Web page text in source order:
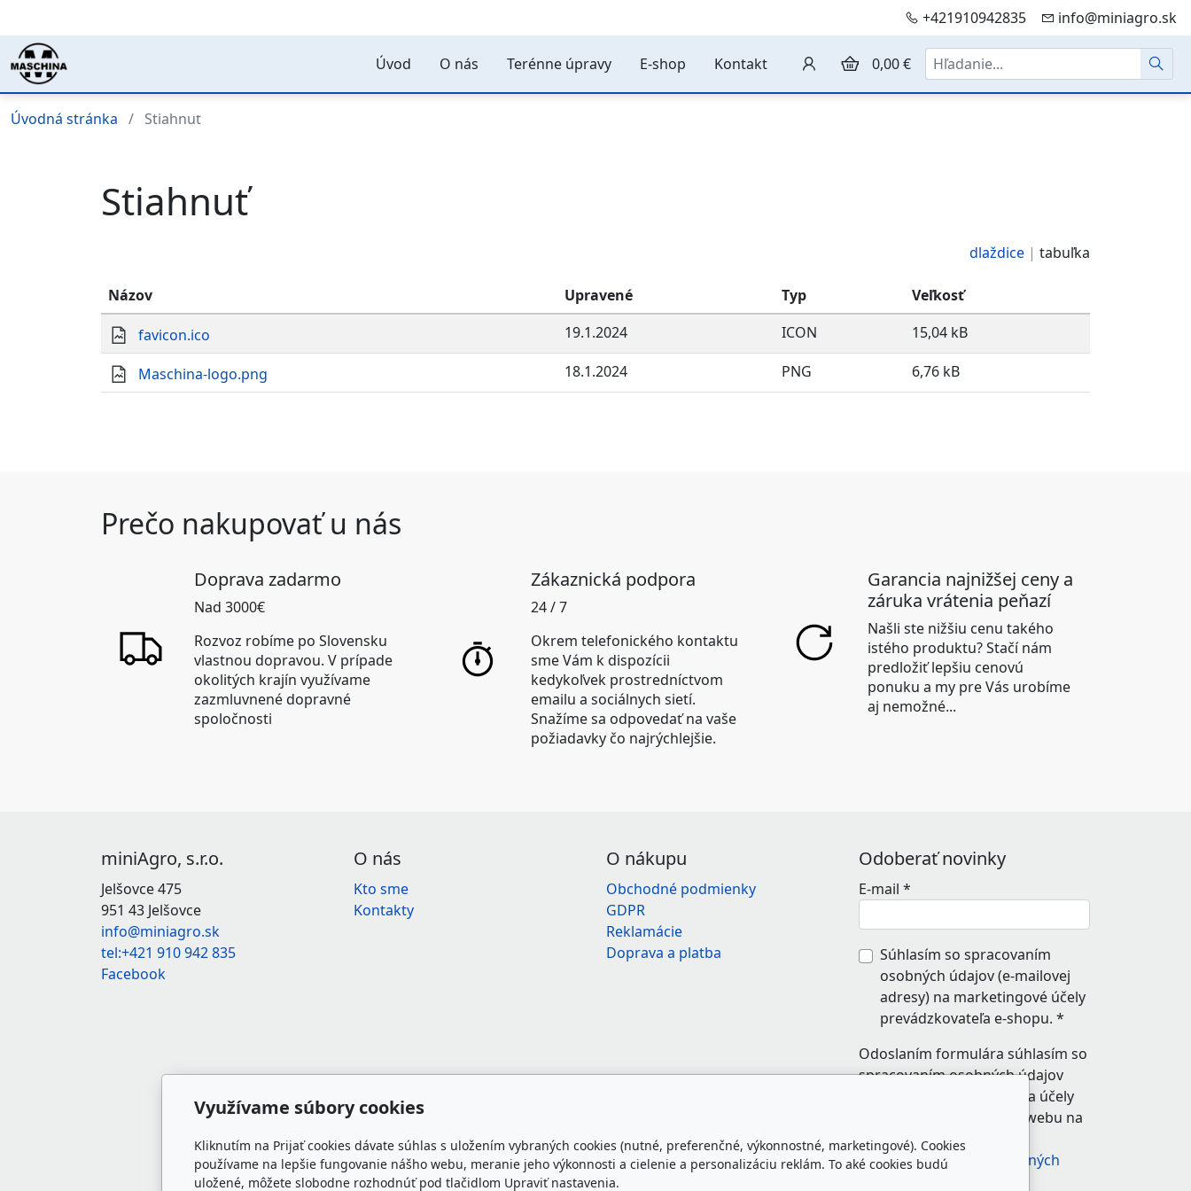
+421910942835 info@miniagro.sk
Úvod O nás Terénne úpravy E-shop Kontakt 0,00 € Hľadať
Úvodná stránka Stiahnuť
Stiahnuť
dlaždice tabuľka
Názov Upravené Typ Veľkosť
favicon.ico 19.1.2024 ICON 15,04 kB
Maschina-logo.png 18.1.2024 PNG 6,76 kB
Prečo nakupovať u nás
Doprava zadarmo
Nad 3000€
Rozvoz robíme po Slovensku
vlastnou dopravou. V prípade
okolitých krajín využívame
zazmluvnené dopravné
spoločnosti
Zákaznická podpora
24 / 7
Okrem telefonického kontaktu
sme Vám k dispozícii
kedykoľvek prostredníctvom
emailu a sociálnych sietí.
Snažíme sa odpovedať na vaše
požiadavky čo najrýchlejšie.
Garancia najnižšej ceny a
záruka vrátenia peňazí
Našli ste nižšiu cenu takého
istého produktu? Stačí nám
predložiť lepšiu cenovú
ponuku a my pre Vás urobíme
aj nemožné...
miniAgro, s.r.o.
Jelšovce 475
951 43 Jelšovce
info@miniagro.sk
tel:+421 910 942 835
Facebook
O nás
Kto sme
Kontakty
O nákupu
Obchodné podmienky
GDPR
Reklamácie
Doprava a platba
Odoberať novinky
E-mail *
Súhlasím so spracovaním
osobných údajov (e-mailovej
adresy) na marketingové účely
prevádzkovateľa e-shopu. *
Odoslaním formulára súhlasím so
spracovaním osobných údajov
zadaných do formulára na účely
reakcie prevádzkovateľa webu na
odoslanú správu.
Zásady spracovania osobných
Využívame súbory cookies
Kliknutím na Prijať cookies dávate súhlas s uložením vybraných cookies (nutné, preferenčné, výkonnostné, marketingové). Cookies
používame na lepšie fungovanie nášho webu, meranie jeho výkonnosti a cielenie a personalizáciu reklám. To aké cookies budú
uložené, môžete slobodne rozhodnúť pod tlačidlom Upraviť nastavenia.